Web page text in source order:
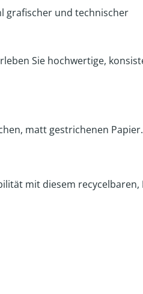
grafischer und technischer
Sie hochwertige,
matt gestrichenen Papier.
mit diesem recycelbaren,